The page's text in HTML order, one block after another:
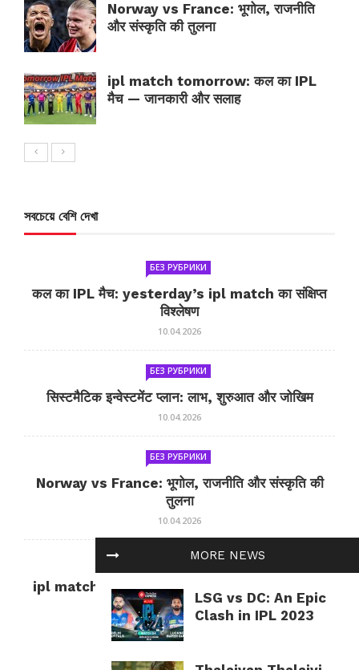
MORE NEWS
LSG vs DC: An Epic
Clash in IPL 2023
Norway vs France: भूगोल, राजनीति
और संस्कृति की तुलना
ipl match tomorrow: कल का IPL
मैच — जानकारी और सलाह
সবচেয়ে বেশি দেখা
БЕЗ РУБРИКИ
कल का IPL मैच: yesterday’s ipl match का संक्षिप्त
विश्लेषण
10.04.2026
БЕЗ РУБРИКИ
सिस्टमैटिक इन्वेस्टमेंट प्लान: लाभ, शुरुआत और जोखिम
10.04.2026
БЕЗ РУБРИКИ
Norway vs France: भूगोल, राजनीति और संस्कृति की
तुलना
10.04.2026
БЕЗ РУБРИКИ
ipl match tomorrow: कल का IPL मैच — जानकारी
और सलाह
10.04.2026